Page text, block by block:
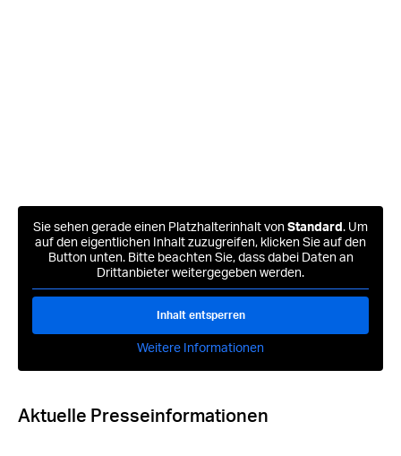
Sie sehen gerade einen Platzhalterinhalt von Standard . Um
auf den eigentlichen Inhalt zuzugreifen, klicken Sie auf den
Button unten. Bitte beachten Sie, dass dabei Daten an
Drittanbieter weitergegeben werden.
Inhalt entsperren
Weitere Informationen
Aktuelle Presseinformationen